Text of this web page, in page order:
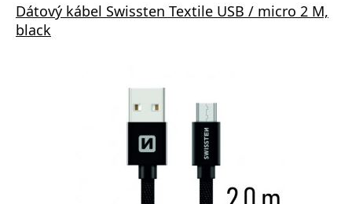
Dátový kábel Swissten Textile USB / micro 2 M,
black